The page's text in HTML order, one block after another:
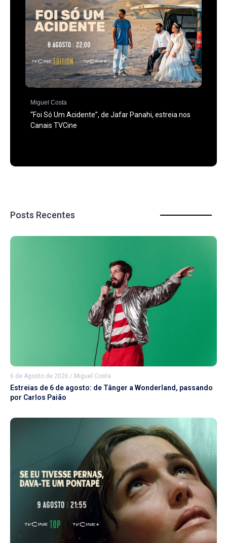
Miguel Costa
“Foi Só Um Acidente”, de Jafar Panahi, estreia nos
Canais TVCine
Posts Recentes
6 de Agosto de 2026 / Miguel Costa
Estreias de 6 de agosto: de Tânger a Wonderland, passando
por Carlos Paião